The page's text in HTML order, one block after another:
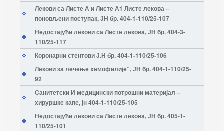
Лекови са Листе А и Листе А1 Листе лекова –
поновљени поступак, ЈН бр. 404-1-110/25-107
Недостајући лекови са Листе лекова, ЈН бр. 404-3-
110/25-117
Коронарни стентови Ј.Н бр. 404-1-110/25-106
Лекови за лечење хемофилије“, ЈН бр. 404-1-110/25-
92
Санитетски И медицински потрошни материјал –
хируршке капе, јн 404-1-110/25-105
Недостајући лекови са Листе лекова, ЈН бр. 405-1-
110/25-101